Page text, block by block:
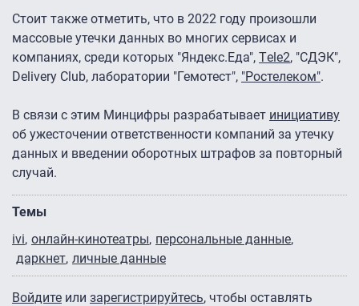
Стоит также отметить, что в 2022 году произошли
массовые утечки данных во многих сервисах и
компаниях, среди которых "Яндекс.Еда", Тele2, "СДЭК",
Delivery Club, лаборатории "Гемотест", "Ростелеком".
В связи с этим Минцифры разрабатывает инициативу
об ужесточении ответственности компаний за утечку
данных и введении оборотных штрафов за повторный
случай.
Темы
ivi онлайн-кинотеатры персональные данные
даркнет личные данные
Войдите или зарегистрируйтесь, чтобы оставлять